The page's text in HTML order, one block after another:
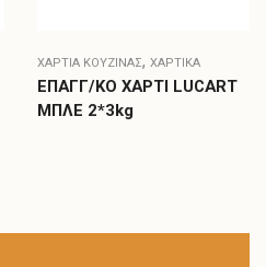
ΧΑΡΤΙΆ ΚΟΥΖΊΝΑΣ, ΧΑΡΤΙΚΑ
ΕΠΑΓΓ/ΚΟ ΧΑΡΤΙ LUCART
ΜΠΛΕ 2*3kg